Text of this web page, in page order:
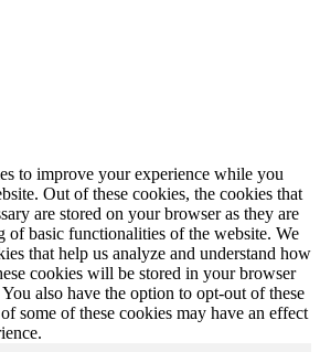
to improve your experience while you
Out of these cookies, the cookies that
are stored on your browser as they are
of basic functionalities of the website. We
that help us analyze and understand how
cookies will be stored in your browser
also have the option to opt-out of these
some of these cookies may have an effect